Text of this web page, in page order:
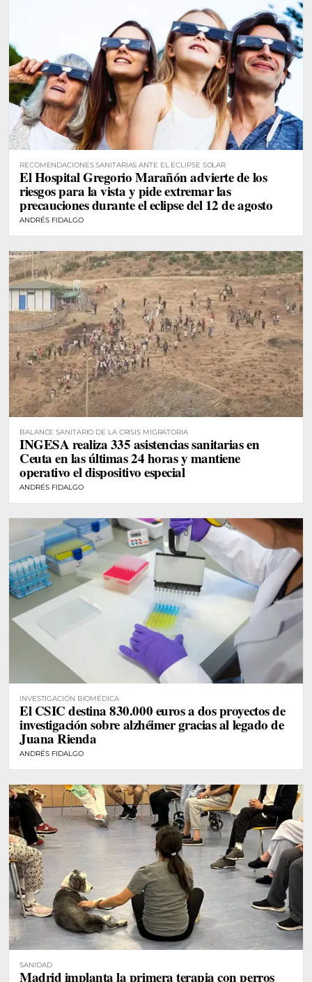
RECOMENDACIONES SANITARIAS ANTE EL ECLIPSE SOLAR
El Hospital Gregorio Marañón advierte de los
riesgos para la vista y pide extremar las
precauciones durante el eclipse del 12 de agosto
ANDRÉS FIDALGO
BALANCE SANITARIO DE LA CRISIS MIGRATORIA
INGESA realiza 335 asistencias sanitarias en
Ceuta en las últimas 24 horas y mantiene
operativo el dispositivo especial
ANDRÉS FIDALGO
INVESTIGACIÓN BIOMÉDICA
El CSIC destina 830.000 euros a dos proyectos de
investigación sobre alzhéimer gracias al legado de
Juana Rienda
ANDRÉS FIDALGO
SANIDAD
Madrid implanta la primera terapia con perros